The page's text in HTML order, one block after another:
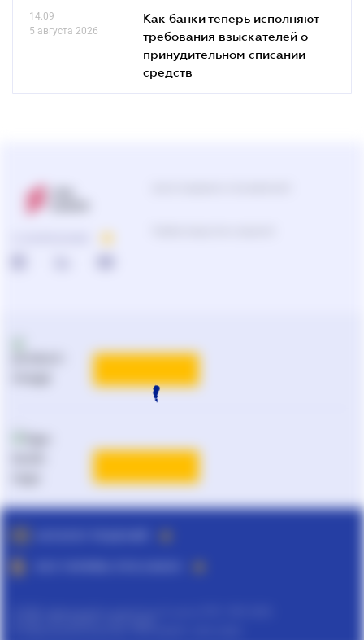
14.09
5 августа 2026
Как банки теперь исполняют
требования взыскателей о
принудительном списании
средств